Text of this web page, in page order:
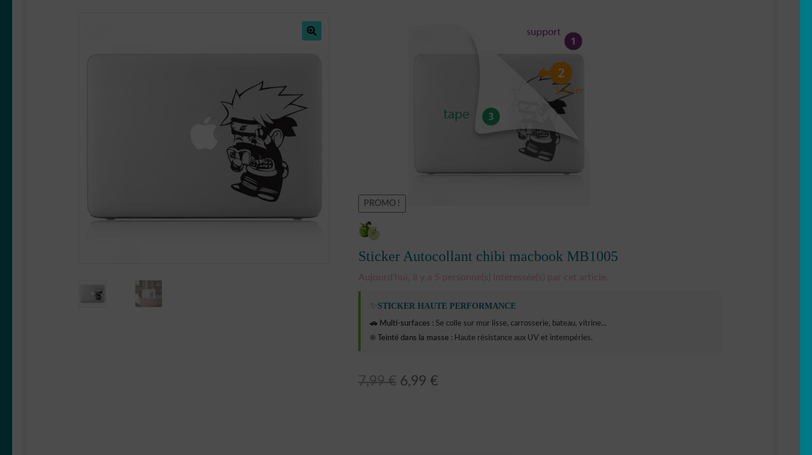
PROMO !
Sticker Autocollant chibi macbook MB1005
Aujourd'hui, il y a 5 personne(s) intéressée(s) par cet article.
STICKER HAUTE PERFORMANCE
🚗 Multi-surfaces : Se colle sur mur lisse, carrosserie, bateau, vitrine...
☀️ Teinté dans la masse : Haute résistance aux UV et intempéries.
7,99€ Le
6,99 €Le